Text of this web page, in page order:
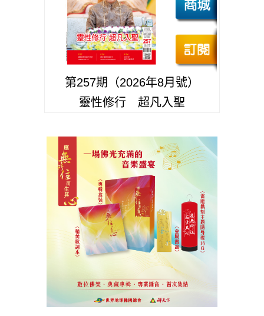
第257期（2026年8月號）
靈性修行 超凡入聖